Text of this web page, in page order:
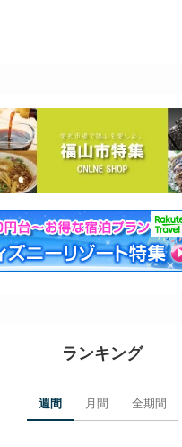
ランキング
週間 月間 全期間